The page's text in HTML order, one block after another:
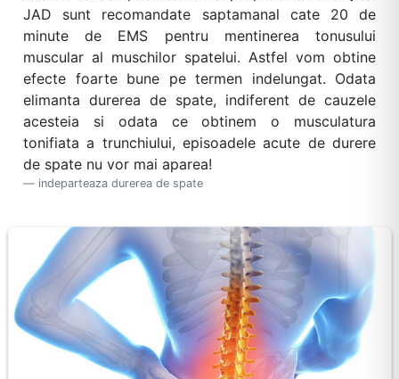
JAD sunt recomandate saptamanal cate 20 de
minute de EMS pentru mentinerea tonusului
muscular al muschilor spatelui. Astfel vom obtine
efecte foarte bune pe termen indelungat. Odata
elimanta durerea de spate, indiferent de cauzele
acesteia si odata ce obtinem o musculatura
tonifiata a trunchiului, episoadele acute de durere
de spate nu vor mai aparea!
indeparteaza durerea de spate